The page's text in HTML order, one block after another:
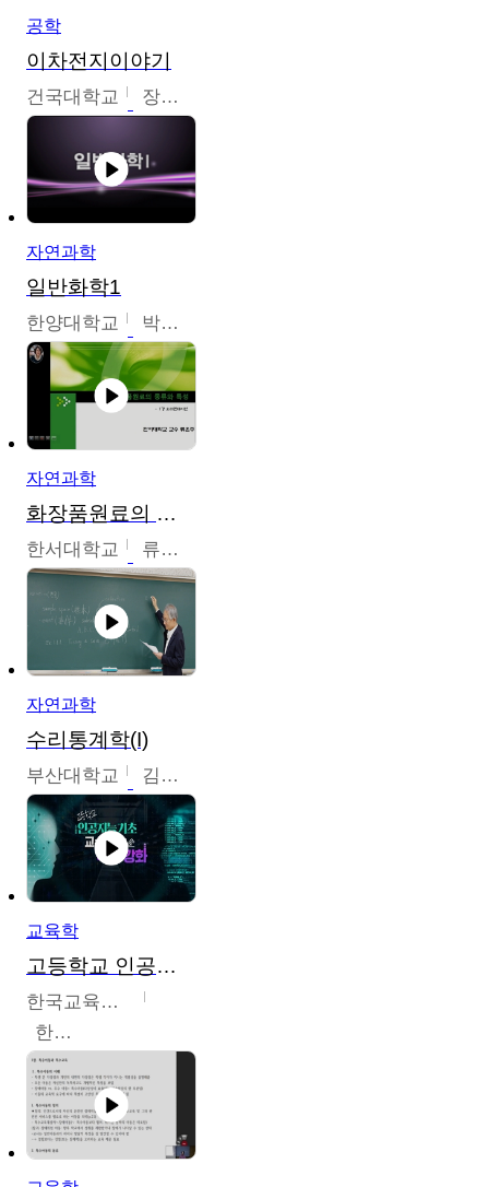
공학
이차전지이야기
건국대학교 장호현
자연과학
일반화학1
한양대학교 박경호
자연과학
화장품원료의 종류와 특성
한서대학교 류은주
자연과학
수리통계학(I)
부산대학교 김충락
교육학
고등학교 인공지능 기초 교수ㆍ학습 역량 강화
한국교육학술정보원
한국교육학술정보원